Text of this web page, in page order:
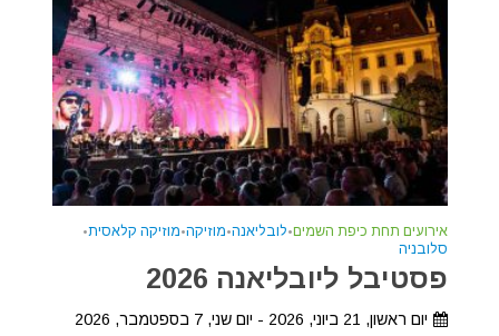
אירועים תחת כיפת השמים•לובליאנה•מוזיקה•מוזיקה קלאסית•
סלובניה
פסטיבל ליובליאנה 2026
יום ראשון, 21 ביוני, 2026 - יום שני, 7 בספטמבר, 2026